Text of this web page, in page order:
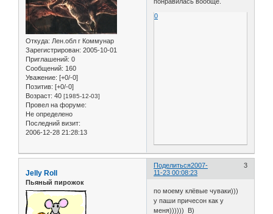
Откуда: Лен.обл г Коммунар
Зарегистрирован: 2005-10-01
Приглашений: 0
Сообщений: 160
Уважение: [+0/-0]
Позитив: [+0/-0]
Возраст: 40 [1985-12-03]
Провел на форуме:
Не определено
Последний визит:
2006-12-28 21:28:13
0
Поделиться 3
2007-
11-23 00:08:23
Jelly Roll
Пьяный пирожок
по моему клёвые чуваки)))
у паши причесон как у
меня)))))) B)